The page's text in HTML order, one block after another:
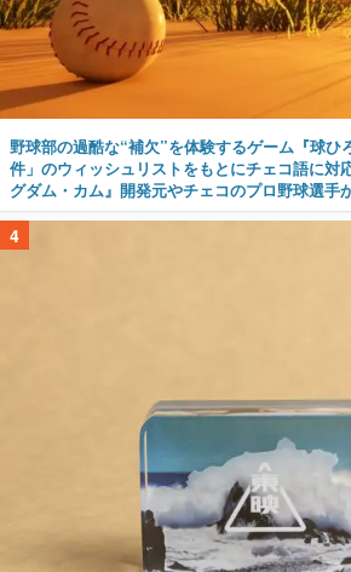
野球部の過酷な“補欠”を体験するゲーム『球
件」のウィッシュリストをもとにチェコ語に対
グダム・カム』開発元やチェコのプロ野球選手
4